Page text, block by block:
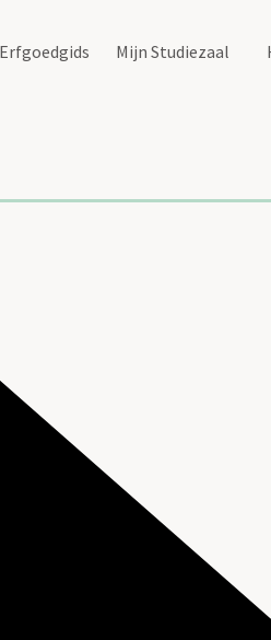
Erfgoedgids Mijn Studiezaal